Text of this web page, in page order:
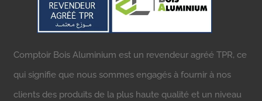
Comptoir Bois Aluminium est un revendeur agréé TPR, ce
qui signifie que nous sommes engagés à fournir à nos
clients des produits de la plus haute qualité et un niveau